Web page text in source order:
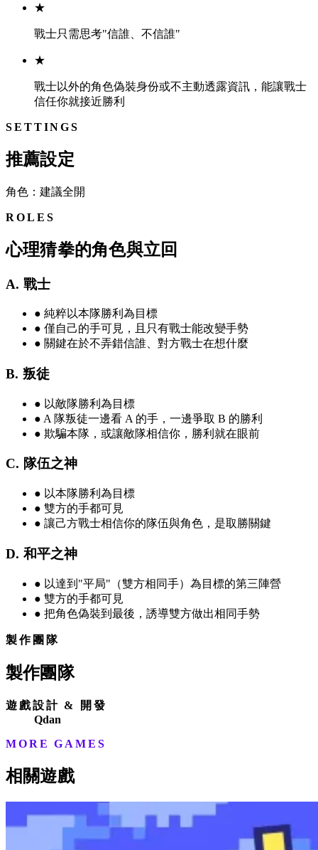
★
戰士只需思考"信誰、不信誰"
★
戰士以外的角色偽裝身份或不主動透露資訊，能讓戰士
信任你就接近勝利
SETTINGS
推薦設定
角色：建議全開
ROLES
心理猜拳的角色與立回
A. 戰士
● 純粹以本隊勝利為目標
● 僅自己的手可見，且只有戰士能改變手勢
● 關鍵在於不弄錯信誰、對方戰士在想什麼
B. 叛徒
● 以敵隊勝利為目標
● A 隊叛徒一邊看 A 的手，一邊爭取 B 的勝利
● 欺騙本隊，或讓敵隊相信你，勝利就在眼前
C. 隊伍之神
● 以本隊勝利為目標
● 雙方的手都可見
● 讓己方戰士相信你的隊伍與角色，是取勝關鍵
D. 和平之神
● 以達到"平局"（雙方相同手）為目標的第三陣營
● 雙方的手都可見
● 把角色偽裝到最後，誘導雙方做出相同手勢
製作團隊
製作團隊
遊戲設計 & 開發
Qdan
MORE GAMES
相關遊戲